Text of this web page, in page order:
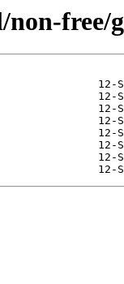
free/